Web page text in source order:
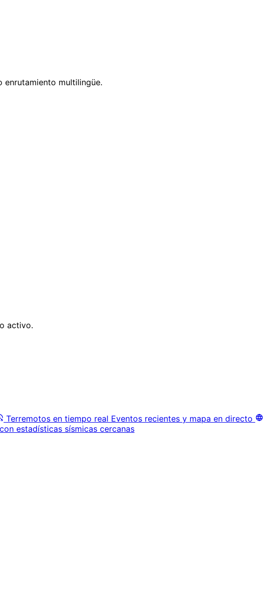
enrutamiento multilingüe.
activo.
Terremotos en tiempo real Eventos recientes y mapa en directo
estadísticas sísmicas cercanas